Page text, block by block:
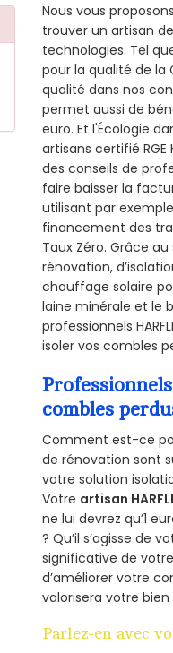
Nous vous
trouver un artisan
technologies. Tel
pour la qualité de la
qualité dans nos
permet aussi de
euro. Et l'Écologie
artisans certifié RGE
des conseils de
faire baisser la
utilisant par
financement des
Taux Zéro. Grâce
rénovation,
chauffage solaire
laine minérale et le
professionnels
isoler vos combles
combles
Comment est-ce
de rénovation sont
votre solution
Votre artisan
ne lui devrez qu’1
? Qu’il s’agisse de
significative de
d’améliorer votre
valorisera votre
Parlez-en avec